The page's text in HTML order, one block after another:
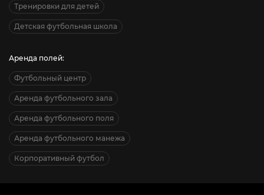
Тренировки для детей
Детская футбольная школа
Аренда полей:
Футбольный центр
Аренда футбольного зала
Аренда футбольного поля
Аренда футбольного манежа
Корпоративный футбол